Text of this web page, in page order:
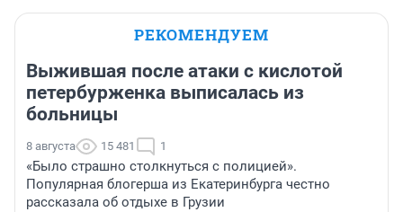
РЕКОМЕНДУЕМ
Выжившая после атаки с кислотой
петербурженка выписалась из
больницы
8 августа 15 481 1
«Было страшно столкнуться с полицией».
Популярная блогерша из Екатеринбурга честно
рассказала об отдыхе в Грузии